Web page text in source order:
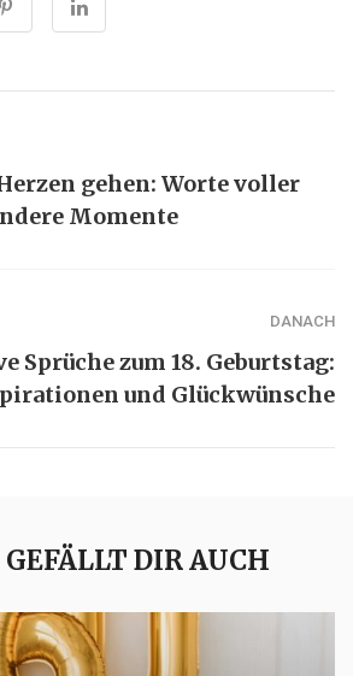
gehen: Worte voller
Momente
DANACH
Sprüche zum 18. Geburtstag:
und Glückwünsche
DIR AUCH